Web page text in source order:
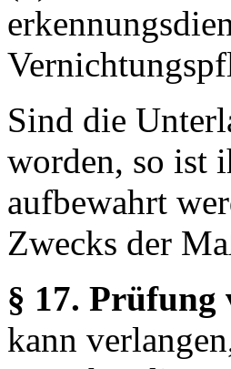
Sind die
worden, so ist
aufbewahrt
Zwecks der
§ 17. Prüfung
kann